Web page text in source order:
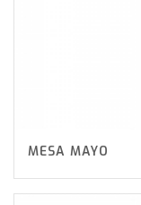
MESA MAYO